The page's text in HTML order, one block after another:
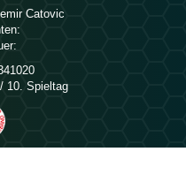

10. Spieltag